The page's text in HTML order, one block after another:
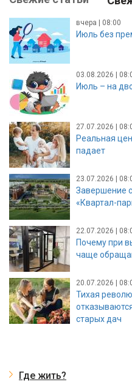
вчера | 08:00
Июль без
03.08.2026 |
Июль – на
27.07.2026 |
Реальная
падает
23.07.2026 |
Завершение
«Квартал-
22.07.2026 |
Почему при
чаще
20.07.2026 |
Тихая
старых дач
Где жить?